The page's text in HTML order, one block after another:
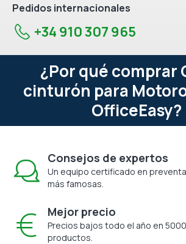
Pedidos internacionales
+34 910 307 965
¿Por qué comprar
cinturón para
OfficeEasy?
Consejos de expertos
Un equipo certificado en
más famosas.
Mejor precio
Precios bajos todo el año en
productos.